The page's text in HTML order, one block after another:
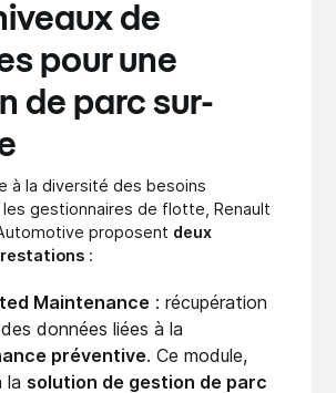
de
pour une
de parc sur-
à la diversité des besoins
gestionnaires de flotte, Renault
proposent deux
:
Maintenance : récupération
données liées à la
préventive. Ce module,
la solution de gestion de parc